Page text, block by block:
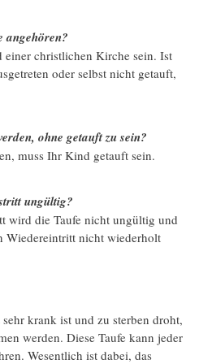
angehören?
einer christlichen Kirche sein. Ist
oder selbst nicht getauft,
ohne getauft zu sein?
muss Ihr Kind getauft sein.
ungültig?
wird die Taufe nicht ungültig und
Wiedereintritt nicht wiederholt
krank ist und zu sterben droht,
werden. Diese Taufe kann jeder
Wesentlich ist dabei, das